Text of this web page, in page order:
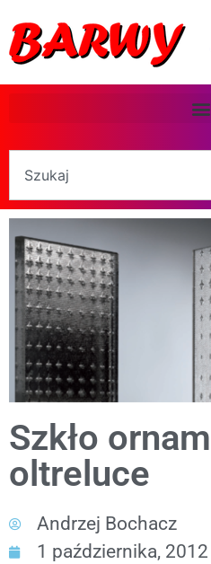
Szkło
oltreluce
Andrzej Bochacz
1 października, 2012